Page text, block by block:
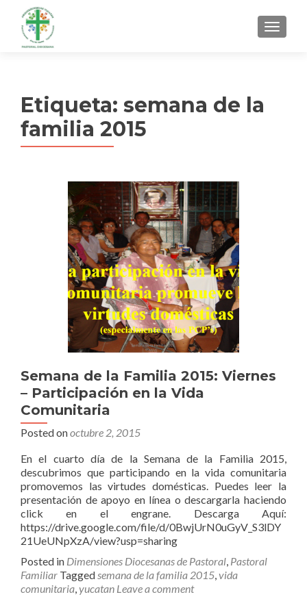
MENU
Etiqueta: semana de la
familia 2015
Semana de la Familia 2015: Viernes
– Participación en la Vida
Comunitaria
Posted onoctubre 2, 2015
En el cuarto día de la Semana de la Familia 2015,
descubrimos que participando en la vida comunitaria
promovemos las virtudes domésticas. Puedes leer la
presentación de apoyo en línea o descargarla haciendo
click en el engrane. Descarga Aquí:
https://drive.google.com/file/d/0BwjUrN0uGyV_S3lDY
21UeUNpXzA/view?usp=sharing
Posted in Dimensiones Diocesanas de Pastoral, Pastoral
Familiar Taggedsemana de la familia 2015,vida
comunitaria,yucatan Leave a comment